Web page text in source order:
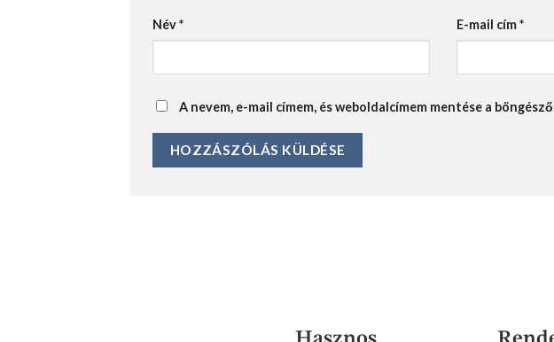
Név* E-mail cím*
A nevem, e-mail címem, és weboldalcímem mentése a